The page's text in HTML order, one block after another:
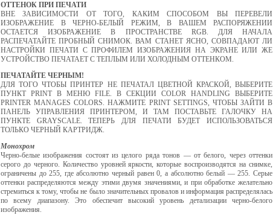
ОТТЕНОК ПРИ ПЕЧАТИ
ВНЕ ЗАВИСИМОСТИ ОТ ТОГО, КАКИМ СПОСОБОМ ВЫ ПЕРЕВЕЛИ
ИЗОБРАЖЕНИЕ В ЧЕРНО-БЕЛЫЙ РЕЖИМ, В ВАШЕМ РАСПОРЯЖЕНИИ
ОСТАЕТСЯ ИЗОБРАЖЕНИЕ В ПРОСТРАНСТВЕ RGB. ДЛЯ НАЧАЛА
РАСПЕЧАТАЙТЕ ПРОБНЫЙ СНИМОК. ВАМ СТАНЕТ ЯСНО, СОВПАДАЮТ ЛИ
НАСТРОЙКИ ПЕЧАТИ С ПРОФИЛЕМ ИЗОБРАЖЕНИЯ НА ЭКРАНЕ ИЛИ ЖЕ
УСТРОЙСТВО ПЕЧАТАЕТ С ТЕПЛЫМ ИЛИ ХОЛОДНЫМ ОТТЕНКОМ.
ПЕЧАТАЙТЕ ЧЕРНЫМ!
ДЛЯ ТОГО ЧТОБЫ ПРИНТЕР НЕ ПЕЧАТАЛ ЦВЕТНОЙ КРАСКОЙ, ВЫБЕРИТЕ
ПУНКТ PRINT В МЕНЮ FILE. В СЕКЦИИ COLOR HANDLING ВЫБЕРИТЕ
PRINTER MANAGES COLORS. НАЖМИТЕ PRINT SETTINGS, ЧТОБЫ ЗАЙТИ В
ПАНЕЛЬ УПРАВЛЕНИЯ ПРИНТЕРОМ, И ТАМ ПОСТАВЬТЕ ГАЛОЧКУ НА
ПУНКТЕ GRAYSCALE. ТЕПЕРЬ ДЛЯ ПЕЧАТИ БУДЕТ ИСПОЛЬЗОВАТЬСЯ
ТОЛЬКО ЧЕРНЫЙ КАРТРИДЖ.
Монохром
Черно-белые изображения состоят из целого ряда тонов — от белого, через оттенки
серого до черного. Количество уровней яркости, которые воспроизводятся на снимке,
ограничены до 255, где абсолютно черный равен 0, а абсолютно белый — 255. Серые
оттенки распределяются между этими двумя значениями, и при обработке желательно
стремиться к тому, чтобы не было значительных провалов и информация распределялась
по всему диапазону. Это обеспечит высокий уровень детализации черно-белого
изображения.